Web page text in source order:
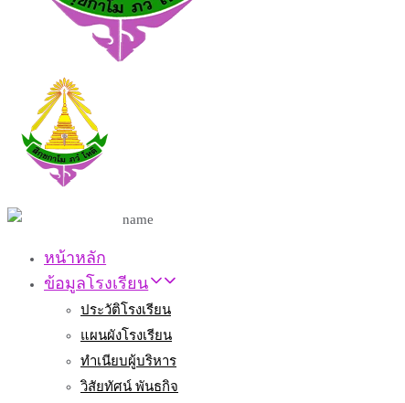
หน้าหลัก
ข้อมูลโรงเรียน
ประวัติโรงเรียน
แผนผังโรงเรียน
ทำเนียบผู้บริหาร
วิสัยทัศน์ พันธกิจ